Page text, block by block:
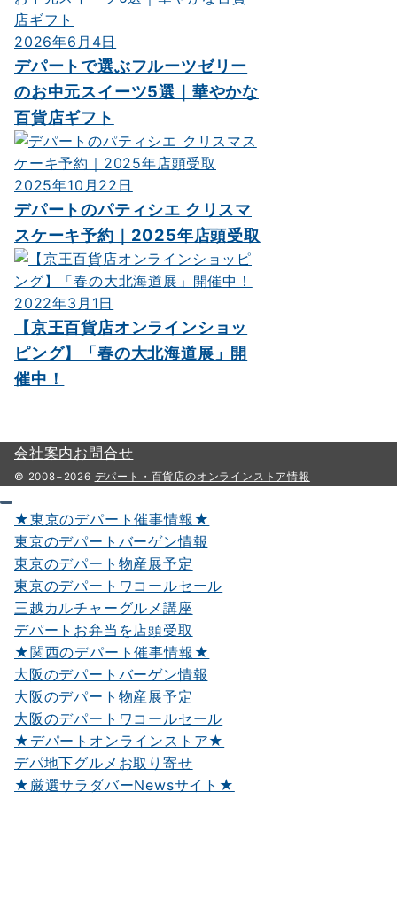
2026年6月4日
デパートで選ぶフルーツゼリー
のお中元スイーツ5選｜華やかな
百貨店ギフト
2025年10月22日
デパートのパティシエ クリスマ
スケーキ予約｜2025年店頭受取
2022年3月1日
【京王百貨店オンラインショッ
ピング】「春の大北海道展」開
催中！
会社案内お問合せ
© 2008−2026 デパート・百貨店のオンラインストア情報
★東京のデパート催事情報★
東京のデパートバーゲン情報
東京のデパート物産展予定
東京のデパートワコールセール
三越カルチャーグルメ講座
デパートお弁当を店頭受取
★関西のデパート催事情報★
大阪のデパートバーゲン情報
大阪のデパート物産展予定
大阪のデパートワコールセール
★デパートオンラインストア★
デパ地下グルメお取り寄せ
★厳選サラダバーNewsサイト★